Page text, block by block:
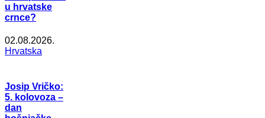
u hrvatske
crnce?
02.08.2026.
Hrvatska
Josip Vričko:
5. kolovoza –
dan